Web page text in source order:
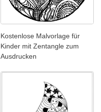
Kostenlose Malvorlage für
Kinder mit Zentangle zum
Ausdrucken